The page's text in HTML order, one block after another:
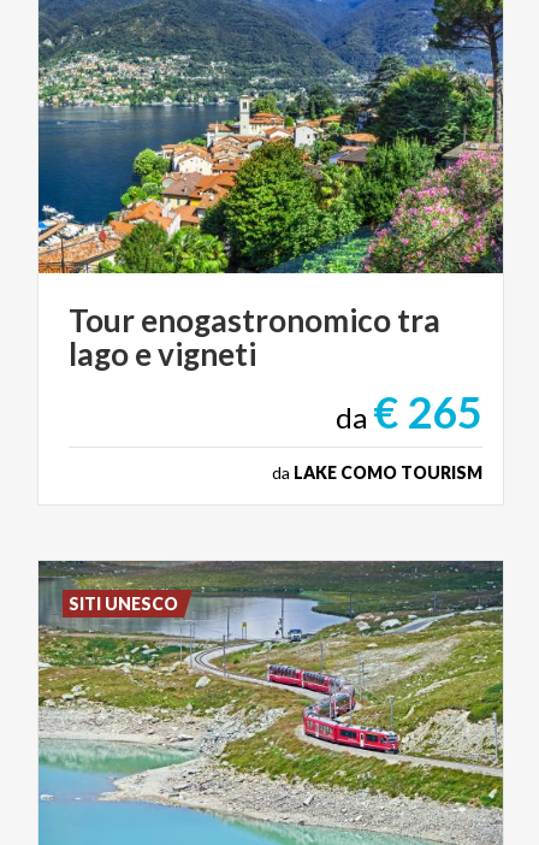
Tourenogastronomicotra
lagoevigneti
da € 265
da LAKE COMO TOURISM
SITI UNESCO